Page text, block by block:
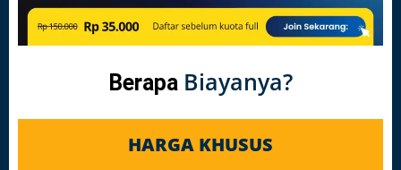
Berapa Biayanya?
HARGA KHUSUS